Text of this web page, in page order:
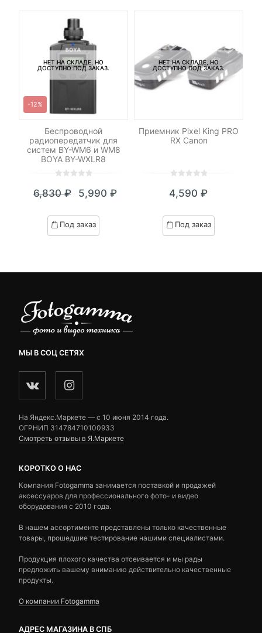
НЕТ НА СКЛАДЕ, НО
ДОСТУПНО ПОД ЗАКАЗ.
-12%
Беспроводной
радиопередатчик для
систем BY-WM6 и WM8
BOYA BY-WXLR8
out
based
on
6,830₽
Первоначальная
цена
составляла
5,990 ₽
Текущая
цена:
5,990 ₽.
Под заказ
НЕТ НА СКЛАДЕ, НО
ДОСТУПНО ПОД ЗАКАЗ.
Приемник Pixel King PRO
RX Canon
out
based
on
4,590 ₽
Под заказ
МЫ В СОЦ СЕТЯХ
На Яндекс.Маркете — c 10 июня 2014 года.
ОГРНИП 314784710100933
Смотреть отзывы в Я.Маркете
КОРОТКО О НАС
Компания Fotogamma занимается поставкой и продажей
аксессуаров для профессионального фото- и видео
оборудования с 2010 года.
В нашем ассортименте представлены только качественные
товары, прошедшие тестирование нашими специалистами.
Продукция плохого качества отсеивается и мы рады
предложить вашему вниманию действительно качественные
продукты.
О компании Fotogamma
АДРЕС МАГАЗИНА В СПБ